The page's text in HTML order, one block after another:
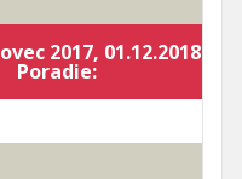
2017, 01.12.2018
Poradie: